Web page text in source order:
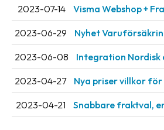
Kundtjänst
Om
företaget
Om
2023-07-14 Visma Webshop +
2023-06-29 Nyhet
2023-06-08 Integration Nordisk
2023-04-27 Nya priser villkor för
2023-04-21 Snabbare fraktval,